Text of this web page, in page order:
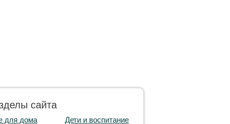
сайта
для дома
Дети и воспитание